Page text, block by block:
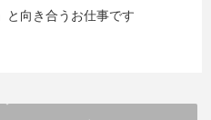
と向き合うお仕事です